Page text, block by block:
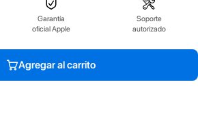
Garantía
oficial Apple
Soporte
autorizado
Agregar al carrito